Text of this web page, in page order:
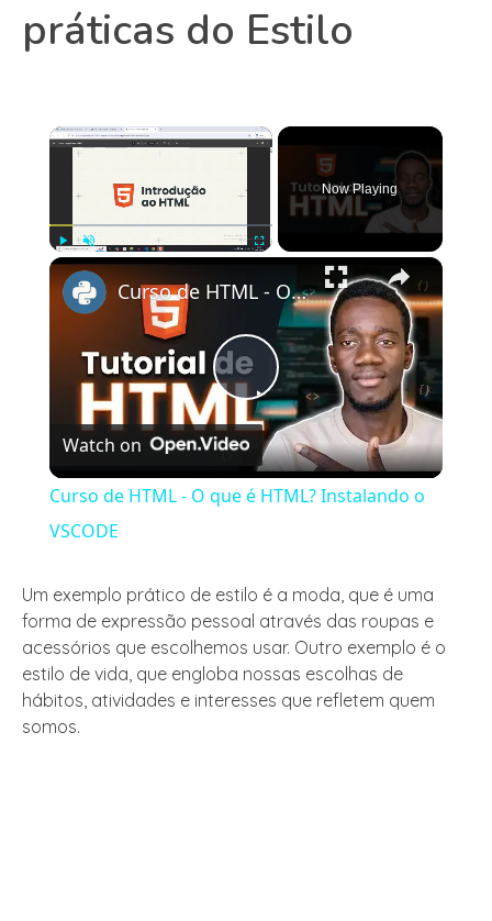
práticas do Estilo
×
Now Playing
×
Play
Video
Curso de HTML - O que é HTML? Instalando o VSCODE
Watch on
Curso de HTML - O que é HTML? Instalando o
VSCODE
Um exemplo prático de estilo é a moda, que é uma
forma de expressão pessoal através das roupas e
acessórios que escolhemos usar. Outro exemplo é o
estilo de vida, que engloba nossas escolhas de
hábitos, atividades e interesses que refletem quem
somos.